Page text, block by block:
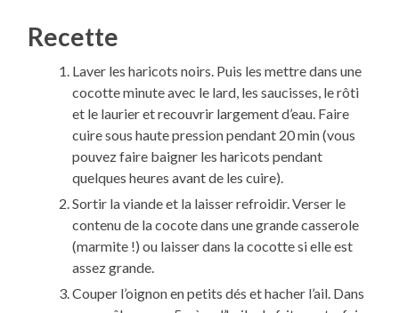
Recette
Laver les haricots noirs. Puis les mettre dans une
cocotte minute avec le lard, les saucisses, le rôti
et le laurier et recouvrir largement d’eau. Faire
cuire sous haute pression pendant 20 min (vous
pouvez faire baigner les haricots pendant
quelques heures avant de les cuire).
Sortir la viande et la laisser refroidir. Verser le
contenu de la cocote dans une grande casserole
(marmite !) ou laisser dans la cocotte si elle est
assez grande.
Couper l’oignon en petits dés et hacher l’ail. Dans